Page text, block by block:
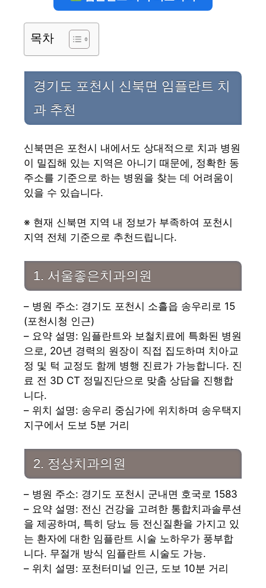
목차
경기도 포천시 신북면 임플란트 치
과 추천
신북면은 포천시 내에서도 상대적으로 치과 병원
이 밀집해 있는 지역은 아니기 때문에, 정확한 동
주소를 기준으로 하는 병원을 찾는 데 어려움이
있을 수 있습니다.
※ 현재 신북면 지역 내 정보가 부족하여 포천시
지역 전체 기준으로 추천드립니다.
1. 서울좋은치과의원
– 병원 주소: 경기도 포천시 소흘읍 송우리로 15
(포천시청 인근)
– 요약 설명: 임플란트와 보철치료에 특화된 병원
으로, 20년 경력의 원장이 직접 집도하며 치아교
정 및 턱 교정도 함께 병행 진료가 가능합니다. 진
료 전 3D CT 정밀진단으로 맞춤 상담을 진행합
니다.
– 위치 설명: 송우리 중심가에 위치하며 송우택지
지구에서 도보 5분 거리
2. 정상치과의원
– 병원 주소: 경기도 포천시 군내면 호국로 1583
– 요약 설명: 전신 건강을 고려한 통합치과솔루션
을 제공하며, 특히 당뇨 등 전신질환을 가지고 있
는 환자에 대한 임플란트 시술 노하우가 풍부합
니다. 무절개 방식 임플란트 시술도 가능.
– 위치 설명: 포천터미널 인근, 도보 10분 거리